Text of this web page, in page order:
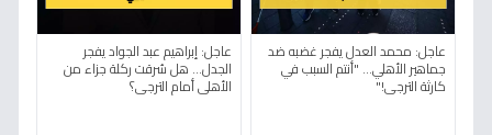
عاجل: محمد العدل يفجر غضبه ضد
جماهير الأهلي... "أنتم السبب في
كارثة الترجي!"
عاجل: إبراهيم عبد الجواد يفجر
الجدل... هل سُرقت ركلة جزاء من
الأهلي أمام الترجي؟